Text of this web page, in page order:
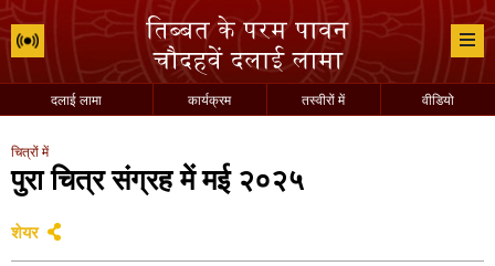
दलाई लामा कार्यक्रम तस्वीरों में वीडियो
चित्रों में
पुरा चित्र संग्रह में मई २०२५
शेयर